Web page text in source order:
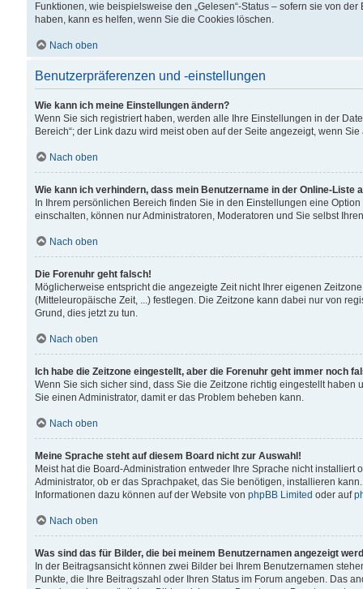
Funktionen, wie beispielsweise den „Gelesen“-Status – sofern sie von
haben, kann es helfen, wenn Sie die Cookies löschen.
Nach oben
Benutzerpräferenzen und -einstellungen
Wie kann ich meine Einstellungen ändern?
Wenn Sie sich registriert haben, werden alle Ihre Einstellungen in der
Bereich“; der Link dazu wird meist oben auf der Seite angezeigt, wenn
Nach oben
Wie kann ich verhindern, dass mein Benutzername in der Online-Liste
In Ihrem persönlichen Bereich finden Sie in den Einstellungen eine
einschalten, können nur Administratoren, Moderatoren und Sie selbst
Nach oben
Die Forenuhr geht falsch!
Möglicherweise entspricht die angezeigte Zeit nicht Ihrer eigenen
(Mitteleuropäische Zeit, ...) festlegen. Die Zeitzone kann dabei nur von
Grund, dies jetzt zu tun.
Nach oben
Ich habe die Zeitzone eingestellt, aber die Forenuhr geht immer noch
Wenn Sie sich sicher sind, dass Sie die Zeitzone richtig eingestellt
Sie einen Administrator, damit er das Problem beheben kann.
Nach oben
Meine Sprache steht auf diesem Board nicht zur Auswahl!
Meist hat die Board-Administration entweder Ihre Sprache nicht
Administrator, ob er das Sprachpaket, das Sie benötigen, installieren
Informationen dazu können auf der Website von phpBB Limited oder auf
Nach oben
Was sind das für Bilder, die bei meinem Benutzernamen angezeigt
In der Beitragsansicht können zwei Bilder bei Ihrem Benutzernamen
Punkte, die Ihre Beitragszahl oder Ihren Status im Forum angeben. Das